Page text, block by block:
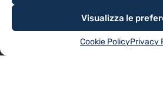
Visualizza le
Cookie PolicyPrivacy